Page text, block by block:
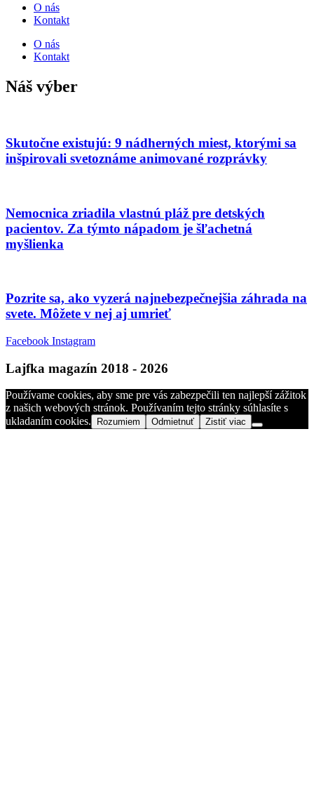
O nás
Kontakt
O nás
Kontakt
Náš výber
Skutočne existujú: 9 nádherných miest, ktorými sa
inšpirovali svetoznáme animované rozprávky
Nemocnica zriadila vlastnú pláž pre detských
pacientov. Za týmto nápadom je šľachetná
myšlienka
Pozrite sa, ako vyzerá najnebezpečnejšia záhrada na
svete. Môžete v nej aj umrieť
Facebook Instagram
Lajfka magazín 2018 - 2026
Používame cookies, aby sme pre vás zabezpečili ten najlepší zážitok
z našich webových stránok. Používaním tejto stránky súhlasíte s
ukladaním cookies.
Rozumiem Odmietnuť Zistiť viac